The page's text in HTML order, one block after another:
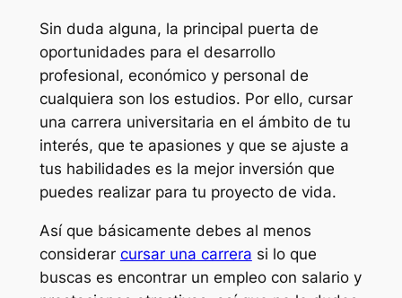
Sin duda alguna, la principal puerta de
oportunidades para el desarrollo
profesional, económico y personal de
cualquiera son los estudios. Por ello, cursar
una carrera universitaria en el ámbito de tu
interés, que te apasiones y que se ajuste a
tus habilidades es la mejor inversión que
puedes realizar para tu proyecto de vida.
Así que básicamente debes al menos
considerar cursar una carrera si lo que
buscas es encontrar un empleo con salario y